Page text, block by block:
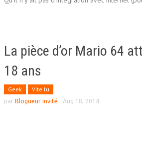
La pièce d’or Mario 64
18 ans
Geek Vite lu
par Blogueur invité - Aug 18, 2014